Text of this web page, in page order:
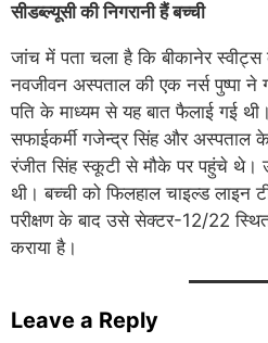
सीडब्ल्यूसी की निगरानी हैं बच्ची
जांच में पता चला है कि बीकानेर स्वीट्स
नवजीवन अस्पताल की एक नर्स पुष्पा ने
पति के माध्यम से यह बात फैलाई गई
सफाईकर्मी गजेन्द्र सिंह और अस्पताल
रंजीत सिंह स्कूटी से मौके पर पहुंचे थे।
थी। बच्ची को फिलहाल चाइल्ड
परीक्षण के बाद उसे सेक्टर-12/22
कराया है।
Leave a Reply